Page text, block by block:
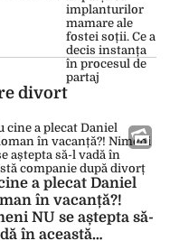
divort
a plecat Daniel
în vacanță?!
NU se aștepta să-
în această